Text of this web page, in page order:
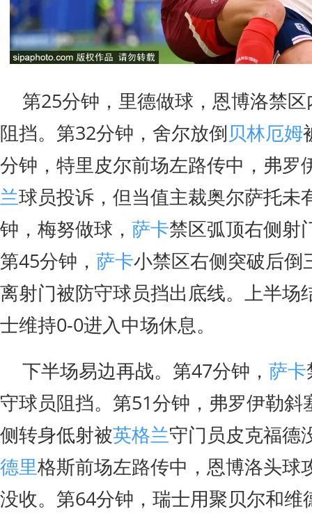
第25分钟，里德做球，恩博洛禁
阻挡。第32分钟，舍尔放倒贝林厄姆
分钟，特里皮尔前场左路传中，弗罗
兰球员投诉，但当值主裁奥尔萨托未
钟，梅努做球， 萨卡禁区弧顶右侧射
第45分钟， 萨卡小禁区右侧突破后倒
离射门被防守球员挡出底线。上半场
士维持0-0进入中场休息。
下半场易边再战。第47分钟， 萨卡
守球员阻挡。第51分钟，弗罗伊勒斜
侧转身低射被英格兰守门员皮克福德
德里格斯前场左路传中，恩博洛头球
没收。第64分钟，瑞士用聚贝尔和维